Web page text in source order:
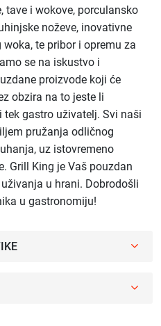
tave i wokove, porculansko
noževe, inovativne
te pribor i opremu za
se na iskustvo i
proizvode koji će
obzira na to jeste li
gastro uživatelj. Svi naši
pružanja odličnog
uz istovremeno
Grill King je Vaš pouzdan
u hrani. Dobrodošli
u gastronomiju!